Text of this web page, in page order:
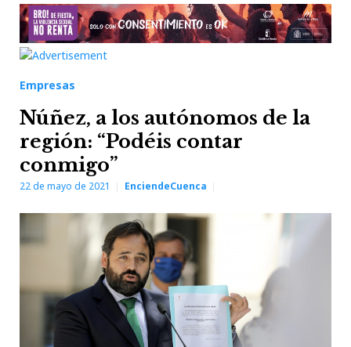
Empresas
Núñez, a los autónomos de la
región: “Podéis contar
conmigo”
22 de mayo de 2021 EnciendeCuenca